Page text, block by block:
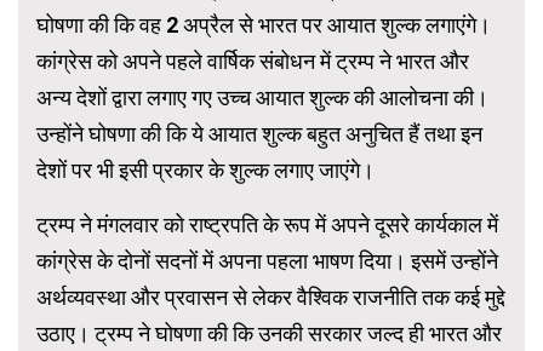
घोषणा की कि वह 2 अप्रैल से भारत पर आयात शुल्क लगाएंगे।
कांग्रेस को अपने पहले वार्षिक संबोधन में ट्रम्प ने भारत और
अन्य देशों द्वारा लगाए गए उच्च आयात शुल्क की आलोचना की।
उन्होंने घोषणा की कि ये आयात शुल्क बहुत अनुचित हैं तथा इन
देशों पर भी इसी प्रकार के शुल्क लगाए जाएंगे।
ट्रम्प ने मंगलवार को राष्ट्रपति के रूप में अपने दूसरे कार्यकाल में
कांग्रेस के दोनों सदनों में अपना पहला भाषण दिया। इसमें उन्होंने
अर्थव्यवस्था और प्रवासन से लेकर वैश्विक राजनीति तक कई मुद्दे
उठाए। ट्रम्प ने घोषणा की कि उनकी सरकार जल्द ही भारत और